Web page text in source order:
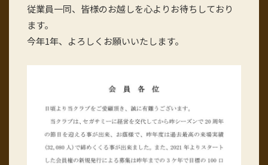
従業員一同、皆様のお越しを心よりお待ちしており
ます。
今年1年、よろしくお願いいたします。